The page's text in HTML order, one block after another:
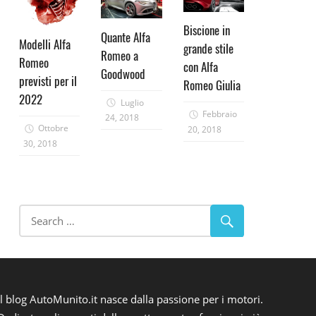
Modelli Alfa
Romeo
previsti per il
2022
Ottobre
30, 2018
Quante Alfa
Romeo a
Goodwood
Luglio
24, 2018
Biscione in
grande stile
con Alfa
Romeo Giulia
Febbraio
20, 2018
blog AutoMunito.it nasce dalla passione per i motori.